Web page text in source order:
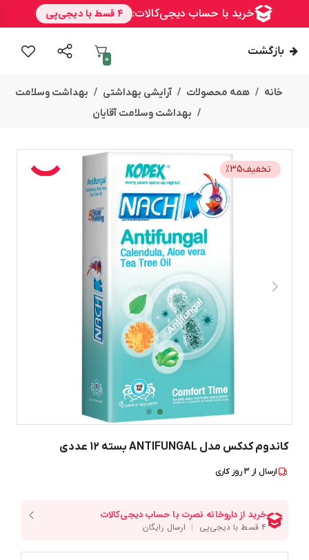
بازگشت
0
خانه همه محصولات آرایشی بهداشتی
بهداشت وسلامت
بهداشت وسلامت آقایان
تخفیف %35
کاندوم کدکس مدل ANTIFUNGAL بسته 12 عددی
ارسال از 3روز کاری